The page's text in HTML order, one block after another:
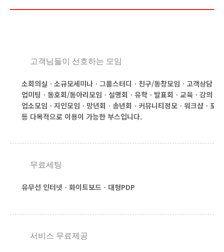
고객님들이 선호하는 모임
소회의실ㆍ소규모세미나ㆍ그룹스터디ㆍ친구/동창모임ㆍ고객상담ㆍ
업미팅ㆍ동호회/동아리모임ㆍ설명회ㆍ유학ㆍ발표회ㆍ교육ㆍ강의ㆍ
업소모임ㆍ지인모임ㆍ망년회ㆍ송년회ㆍ커뮤니티정모ㆍ워크샵ㆍ포럼
등 다목적으로 이용이 가능한 부스입니다.
무료세팅
유무선 인터넷ㆍ화이트보드ㆍ대형PDP
서비스 무료제공